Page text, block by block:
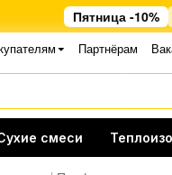
Пятница -10%
Партнёрам
смеси